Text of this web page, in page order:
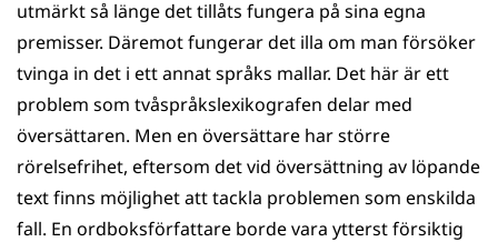
utmärkt så länge det tillåts fungera på sina egna
premisser. Däremot fungerar det illa om man försöker
tvinga in det i ett annat språks mallar. Det här är ett
problem som tvåspråkslexikografen delar med
översättaren. Men en översättare har större
rörelsefrihet, eftersom det vid översättning av löpande
text finns möjlighet att tackla problemen som enskilda
fall. En ordboksförfattare borde vara ytterst försiktig